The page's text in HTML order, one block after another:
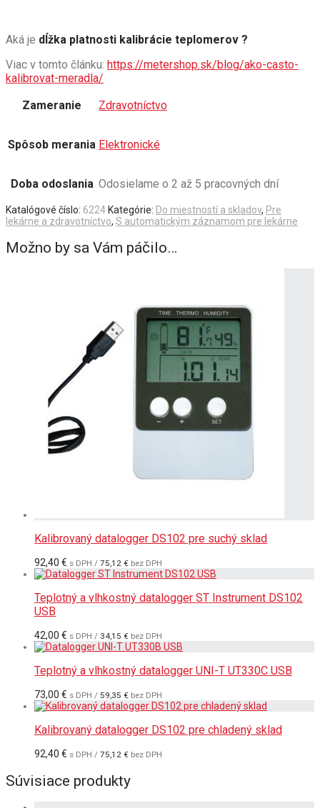
Aká je dĺžka platnosti kalibrácie teplomerov ?
Viac v tomto článku: https://metershop.sk/blog/ako-casto-
kalibrovat-meradla/
Zameranie
Zdravotníctvo
Spôsob merania Elektronické
Doba odoslania Odosielame o 2 až 5 pracovných dní
Katalógové číslo: 6224Kategórie: Do miestností a skladov, Pre
lekárne a zdravotníctvo, S automatickým záznamom pre lekárne
Možno by sa Vám páčilo…
Kalibrovaný datalogger DS102 pre suchý sklad
92,40 € s DPH / 75,12 € bez DPH
Teplotný a vlhkostný datalogger ST Instrument DS102
USB
42,00 € s DPH / 34,15 € bez DPH
Teplotný a vlhkostný datalogger UNI-T UT330C USB
73,00 € s DPH / 59,35 € bez DPH
Kalibrovaný datalogger DS102 pre chladený sklad
92,40 € s DPH / 75,12 € bez DPH
Súvisiace produkty